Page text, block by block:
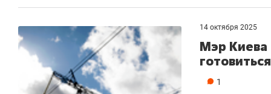
14 октября 2025
Мэр Киева
1